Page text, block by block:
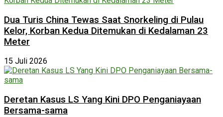
Dua Turis China Tewas Saat Snorkeling di Pulau
Kelor, Korban Kedua Ditemukan di Kedalaman 23
Meter
15 Juli 2026
Deretan Kasus LS Yang Kini DPO Penganiayaan
Bersama-sama